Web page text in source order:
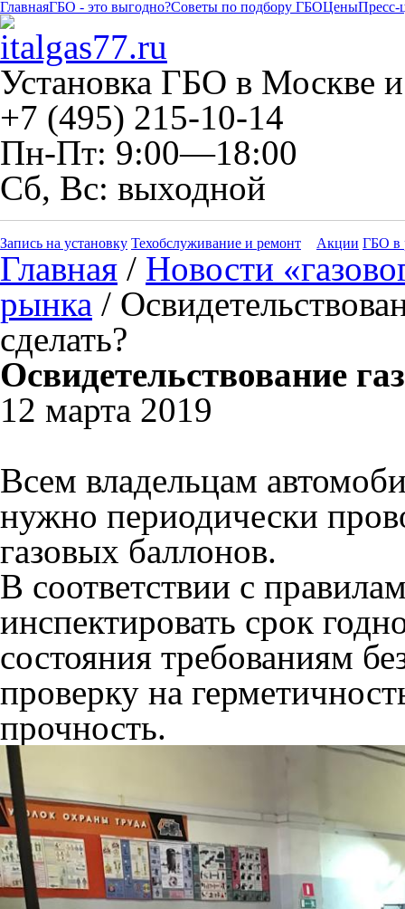
ГлавнаяГБО - это выгодно?Советы по подбору ГБОЦеныПресс-
Установка ГБО в Москве
+7 (495) 215-10-14
Пн-Пт: 9:00—18:00
Сб, Вс: выходной
Запись на установку Техобслуживание и ремонт Акции ГБО в
Главная / Новости
рынка /
сделать?
Освидетельствование
12 марта 2019
Всем владельцам
нужно периодически
газовых баллонов.
В соответствии с
инспектировать срок
состояния требованиям
проверку на
прочность.